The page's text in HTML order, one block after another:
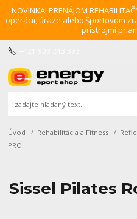
NOVINKA! PRENÁJOM
operácii, úraze alebo športovom
prístrojmi
Úvod Rehabilitácia a Fitness
PRO
Sissel Pilates